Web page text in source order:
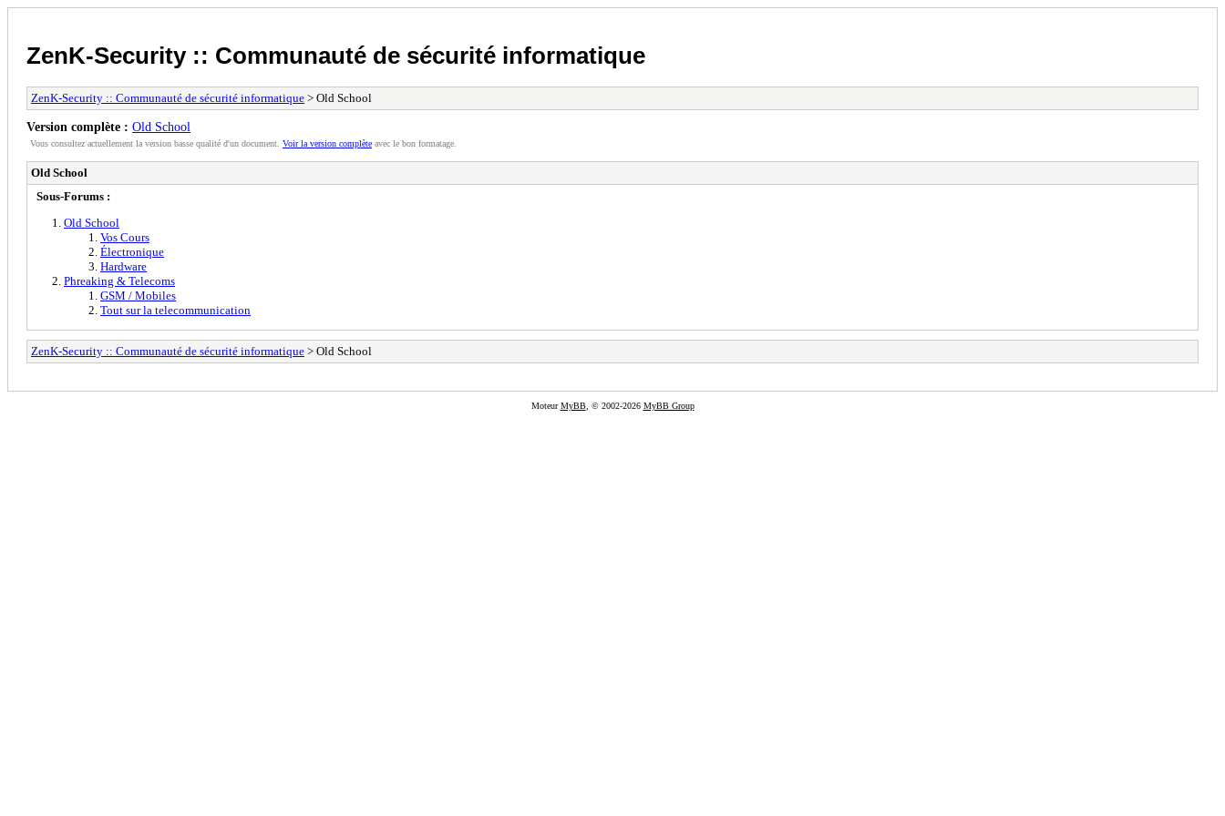
ZenK-Security :: Communauté de sécurité informatique
ZenK-Security :: Communauté de sécurité informatique > Old School
Version complète : Old School
Vous consultez actuellement la version basse qualité d'un document. Voir la version complète avec le bon formatage.
Old School
Sous-Forums :
Old School
Vos Cours
Électronique
Hardware
Phreaking & Telecoms
GSM / Mobiles
Tout sur la telecommunication
ZenK-Security :: Communauté de sécurité informatique > Old School
MoteurMyBB, © 2002-2026 MyBB Group